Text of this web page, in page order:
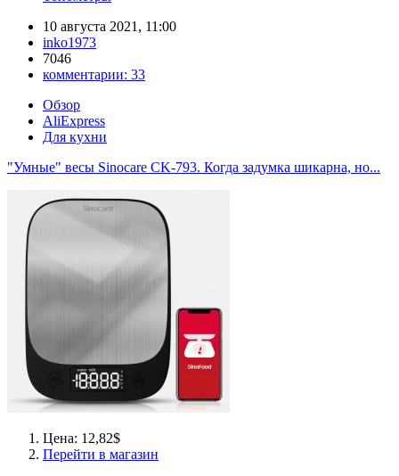
10 августа 2021, 11:00
inko1973
7046
комментарии: 33
Обзор
AliExpress
Для кухни
"Умные" весы Sinocare CK-793. Когда задумка шикарна, но...
Цена: 12,82$
Перейти в магазин